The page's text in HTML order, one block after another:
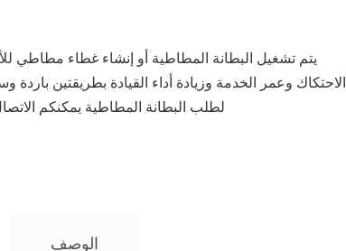
يتم تشغيل البطانة المطاطية أو إنشاء غطاء مطاطي
الاحتكاك وعمر الخدمة وزيادة أداء القيادة بطريقتين
لطلب البطانة المطاطية يمكنكم الاتصال على
الوصف